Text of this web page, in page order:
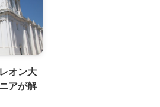
オン大
アが解